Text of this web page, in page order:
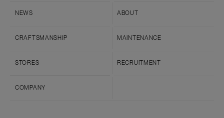
NEWS ABOUT
CRAFTSMANSHIP MAINTENANCE
STORES RECRUITMENT
COMPANY